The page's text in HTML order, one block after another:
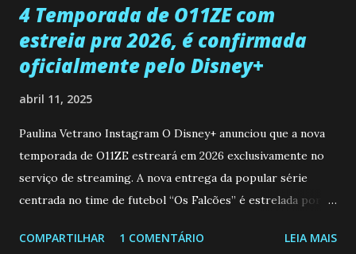
4 Temporada de O11ZE com
estreia pra 2026, é confirmada
oficialmente pelo Disney+
abril 11, 2025
Paulina Vetrano Instagram O Disney+ anunciou que a nova
temporada de O11ZE estreará em 2026 exclusivamente no
serviço de streaming. A nova entrega da popular série
centrada no time de futebol “Os Falcões” é estrelada por
Brum (Dedé), que voltam a interpretar seus personagens
COMPARTILHAR 1 COMENTÁRIO LEIA MAIS